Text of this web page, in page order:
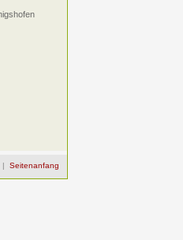
Seitenanfang